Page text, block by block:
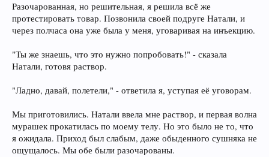
Разочарованная, но решительная, я решила всё же
протестировать товар. Позвонила своей подруге Натали, и
через полчаса она уже была у меня, уговаривая на инъекцию.
"Ты же знаешь, что это нужно попробовать!" - сказала
Натали, готовя раствор.
"Ладно, давай, полетели," - ответила я, уступая её уговорам.
Мы приготовились. Натали ввела мне раствор, и первая волна
мурашек прокатилась по моему телу. Но это было не то, что
я ожидала. Приход был слабым, даже обыденного сушняка не
ощущалось. Мы обе были разочарованы.